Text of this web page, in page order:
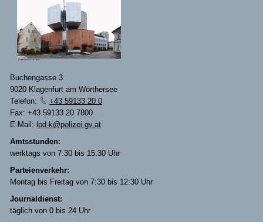
© LPD Kärnten / M. Dexl
Buchengasse 3
9020 Klagenfurt am Wörthersee
Telefon:
+43 59133 20 0
Fax: +43 59133 20 7800
E-Mail: lpd-k@polizei.gv.at
Amtsstunden:
werktags von 7:30 bis 15:30 Uhr
Parteienverkehr:
Montag bis Freitag von 7:30 bis 12:30 Uhr
Journaldienst:
täglich von 0 bis 24 Uhr